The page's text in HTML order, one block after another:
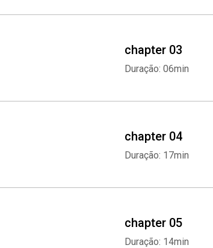
chapter 03
Duração: 06min
chapter 04
Duração: 17min
chapter 05
Duração: 14min